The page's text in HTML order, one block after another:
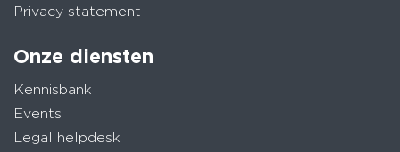
Privacy statement
Onze diensten
Kennisbank
Events
Legal helpdesk